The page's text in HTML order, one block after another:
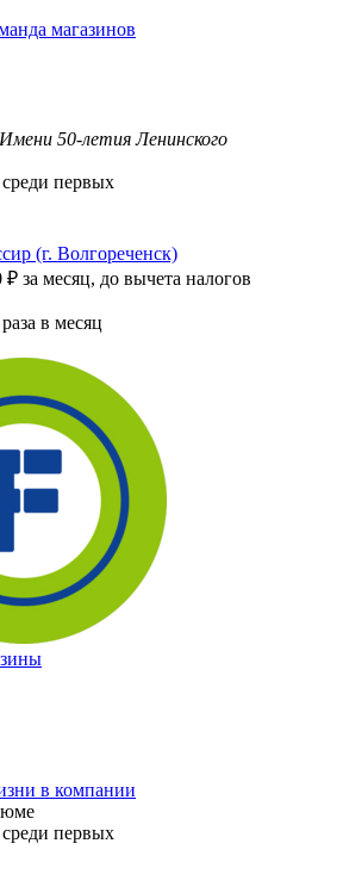
магазинов
50-летия Ленинского
первых
(г. Волгореченск)
₽ за месяц, до вычета налогов
в месяц
в компании
первых